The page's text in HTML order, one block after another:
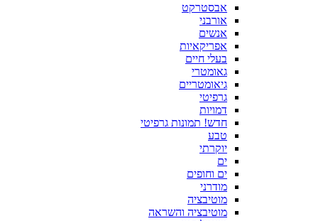
אבסטרקט
אורבני
אנשים
אפריקאיות
בעלי חיים
גאומטרי
גיאומטריים
גרפיטי
דמויות
חדש! תמונות גרפיטי
טבע
יוקרתי
ים
ים וחופים
מודרני
מוטיבציה
מוטיבציה והשראה